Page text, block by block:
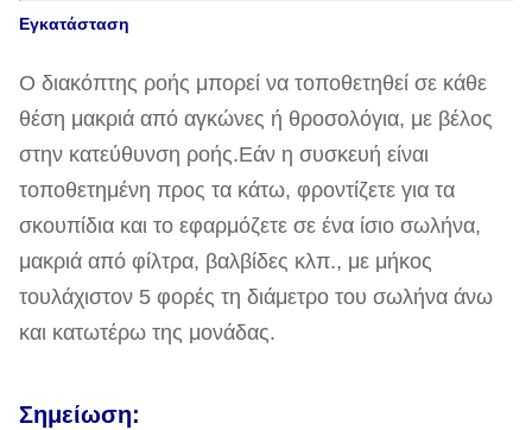
Εγκατάσταση
Ο διακόπτης ροής μπορεί να τοποθετηθεί σε κάθε
θέση μακριά από αγκώνες ή θροσολόγια, με βέλος
στην κατεύθυνση ροής.Εάν η συσκευή είναι
τοποθετημένη προς τα κάτω, φροντίζετε για τα
σκουπίδια και το εφαρμόζετε σε ένα ίσιο σωλήνα,
μακριά από φίλτρα, βαλβίδες κλπ., με μήκος
τουλάχιστον 5 φορές τη διάμετρο του σωλήνα άνω
και κατωτέρω της μονάδας.
Σημείωση: